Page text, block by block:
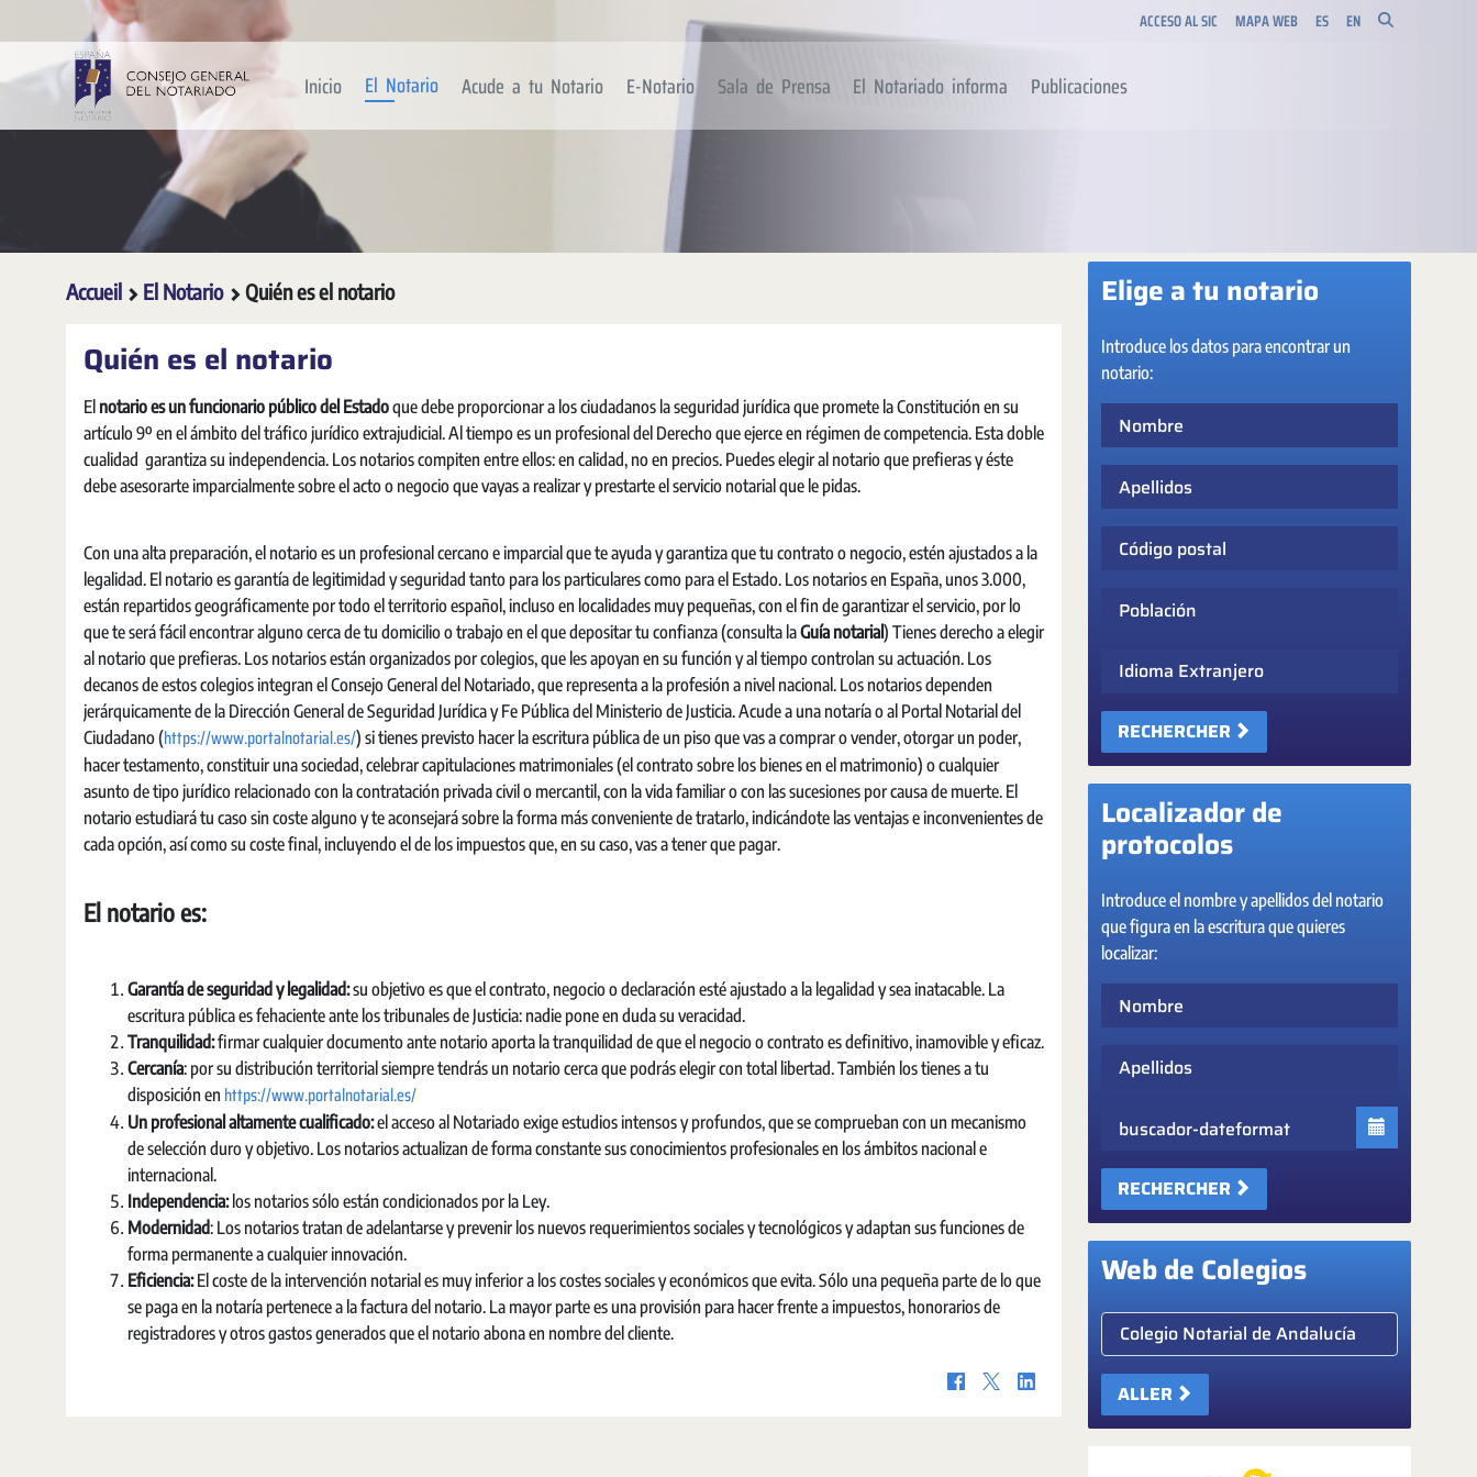
Saut au contenu principal ACCESO AL SIC MAPA WEB ES EN
Inicio El Notario Acude a tu Notario E-Notario Sala de Prensa El Notariado informa Publicaciones
Accueil El Notario Quién es el notario
Quién es el notario
El notario es un funcionario público del Estadoque debe proporcionar a los ciudadanos la seguridad jurídica que promete la Constitución en su
artículo 9º en el ámbito del tráfico jurídico extrajudicial. Al tiempo es un profesional del Derecho que ejerce en régimen de competencia. Esta doble
cualidad garantiza su independencia. Los notarios compiten entre ellos: en calidad, no en precios. Puedes elegir al notario que prefieras y éste
debe asesorarte imparcialmente sobre el acto o negocio que vayas a realizar y prestarte el servicio notarial que le pidas.
Con una alta preparación, el notario es un profesional cercano e imparcial que te ayuda y garantiza que tu contrato o negocio, estén ajustados a la
legalidad. El notario es garantía de legitimidad y seguridad tanto para los particulares como para el Estado. Los notarios en España, unos 3.000,
están repartidos geográficamente por todo el territorio español, incluso en localidades muy pequeñas, con el fin de garantizar el servicio, por lo
que te será fácil encontrar alguno cerca de tu domicilio o trabajo en el que depositar tu confianza (consulta laGuía notarial) Tienes derecho a elegir
al notario que prefieras. Los notarios están organizados por colegios, que les apoyan en su función y al tiempo controlan su actuación. Los
decanos de estos colegios integran el Consejo General del Notariado, que representa a la profesión a nivel nacional. Los notarios dependen
jerárquicamente de la Dirección General de Seguridad Jurídica y Fe Pública del Ministerio de Justicia. Acude a una notaría o al Portal Notarial del
Ciudadano (https://www.portalnotarial.es/) si tienes previsto hacer la escritura pública de un piso que vas a comprar o vender, otorgar un poder,
hacer testamento, constituir una sociedad, celebrar capitulaciones matrimoniales (el contrato sobre los bienes en el matrimonio) o cualquier
asunto de tipo jurídico relacionado con la contratación privada civil o mercantil, con la vida familiar o con las sucesiones por causa de muerte. El
notario estudiará tu caso sin coste alguno y te aconsejará sobre la forma más conveniente de tratarlo, indicándote las ventajas e inconvenientes de
cada opción, así como su coste final, incluyendo el de los impuestos que, en su caso, vas a tener que pagar.
El notario es:
Garantía de seguridad y legalidad:su objetivo es que el contrato, negocio o declaración esté ajustado a la legalidad y sea inatacable. La
escritura pública es fehaciente ante los tribunales de Justicia: nadie pone en duda su veracidad.
Tranquilidad:firmar cualquier documento ante notario aporta la tranquilidad de que el negocio o contrato es definitivo, inamovible y eficaz.
Cercanía: por su distribución territorial siempre tendrás un notario cerca que podrás elegir con total libertad. También los tienes a tu
disposición en https://www.portalnotarial.es/
Un profesional altamente cualificado:el acceso al Notariado exige estudios intensos y profundos, que se comprueban con un mecanismo
de selección duro y objetivo. Los notarios actualizan de forma constante sus conocimientos profesionales en los ámbitos nacional e
internacional.
Independencia: los notarios sólo están condicionados por la Ley.
Modernidad: Los notarios tratan de adelantarse y prevenir los nuevos requerimientos sociales y tecnológicos y adaptan sus funciones de
forma permanente a cualquier innovación.
Eficiencia:El coste de la intervención notarial es muy inferior a los costes sociales y económicos que evita. Sólo una pequeña parte de lo que
se paga en la notaría pertenece a la factura del notario. La mayor parte es una provisión para hacer frente a impuestos, honorarios de
registradores y otros gastos generados que el notario abona en nombre del cliente.
Elige a tu notario
Introduce los datos para encontrar un
notario:
Idioma Extranjero
RECHERCHER
Localizador de
protocolos
Introduce el nombre y apellidos del notario
que figura en la escritura que quieres
localizar:
RECHERCHER
Web de Colegios
Elige colegio notarial
ALLER